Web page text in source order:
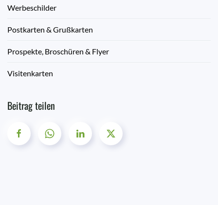
Werbeschilder
Postkarten & Grußkarten
Prospekte, Broschüren & Flyer
Visitenkarten
Beitrag teilen